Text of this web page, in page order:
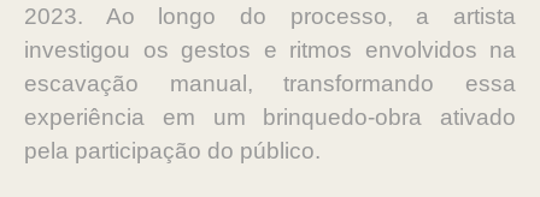
2023. Ao longo do processo, a artista
investigou os gestos e ritmos envolvidos na
escavação manual, transformando essa
experiência em um brinquedo-obra ativado
pela participação do público.